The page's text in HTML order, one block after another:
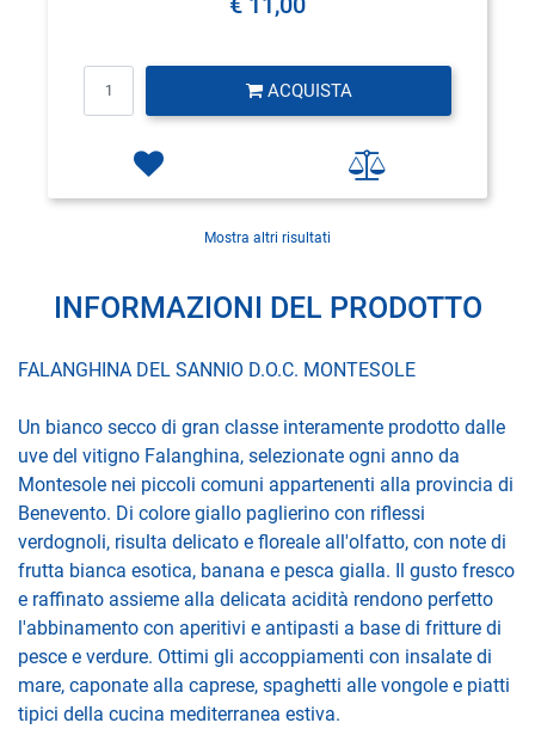
ACQUISTA
Mostra altri risultati
INFORMAZIONI DEL PRODOTTO
FALANGHINA DEL SANNIO D.O.C. MONTESOLE
Un bianco secco di gran classe interamente prodotto dalle
uve del vitigno Falanghina, selezionate ogni anno da
Montesole nei piccoli comuni appartenenti alla provincia di
Benevento. Di colore giallo paglierino con riflessi
verdognoli, risulta delicato e floreale all'olfatto, con note di
frutta bianca esotica, banana e pesca gialla. Il gusto fresco
e raffinato assieme alla delicata acidità rendono perfetto
l'abbinamento con aperitivi e antipasti a base di fritture di
pesce e verdure. Ottimi gli accoppiamenti con insalate di
mare, caponate alla caprese, spaghetti alle vongole e piatti
tipici della cucina mediterranea estiva.